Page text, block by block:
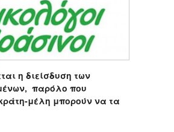
η διείσδυση των
παρόλο που
μέλη μπορούν να τα